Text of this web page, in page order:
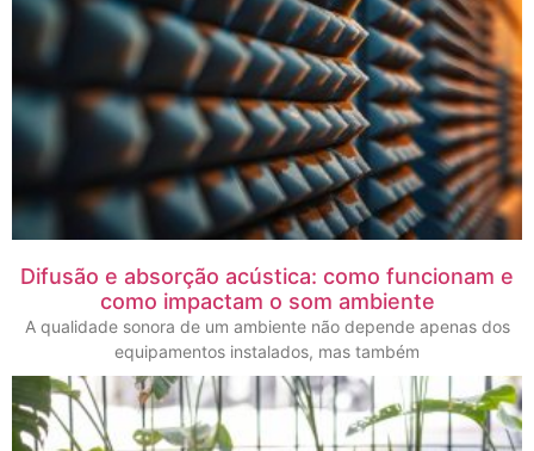
Difusão e absorção acústica: como funcionam e
como impactam o som ambiente
A qualidade sonora de um ambiente não depende apenas dos
equipamentos instalados, mas também